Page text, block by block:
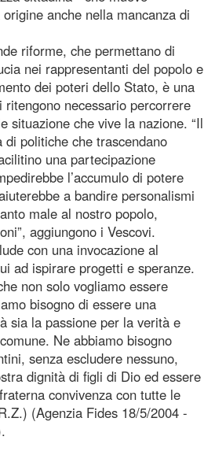
anche nella mancanza di
riforme, che permettano di
nei rappresentanti del popolo e
dei poteri dello Stato, è una
ritengono necessario percorrere
situazione che vive la nazione. “Il
politiche che trascendano
una partecipazione
l’accumulo di potere
a bandire personalismi
male al nostro popolo,
aggiungono i Vescovi.
con una invocazione al
ad ispirare progetti e speranze.
non solo vogliamo essere
bisogno di essere una
sia la passione per la verità e
Ne abbiamo bisogno
senza escludere nessuno,
dignità di figli di Dio ed essere
convivenza con tutte le
(Agenzia Fides 18/5/2004 -